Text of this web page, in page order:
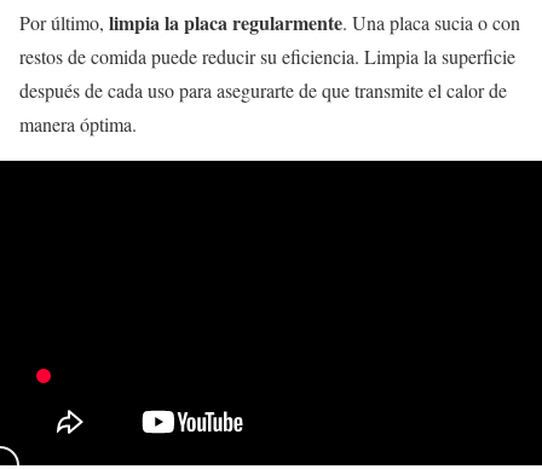
Por último, limpia la placa regularmente. Una placa sucia o con
restos de comida puede reducir su eficiencia. Limpia la superficie
después de cada uso para asegurarte de que transmite el calor de
manera óptima.